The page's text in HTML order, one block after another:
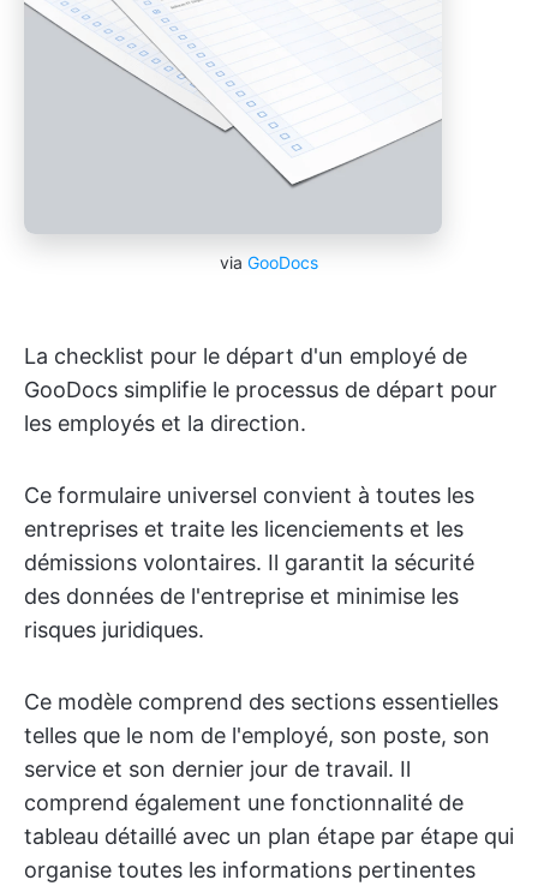
via GooDocs
La checklist pour le départ d'un employé de
GooDocs simplifie le processus de départ pour
les employés et la direction.
Ce formulaire universel convient à toutes les
entreprises et traite les licenciements et les
démissions volontaires. Il garantit la sécurité
des données de l'entreprise et minimise les
risques juridiques.
Ce modèle comprend des sections essentielles
telles que le nom de l'employé, son poste, son
service et son dernier jour de travail. Il
comprend également une fonctionnalité de
tableau détaillé avec un plan étape par étape qui
organise toutes les informations pertinentes